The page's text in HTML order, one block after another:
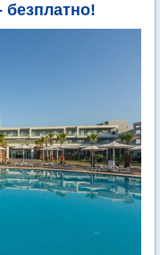
безплатно!